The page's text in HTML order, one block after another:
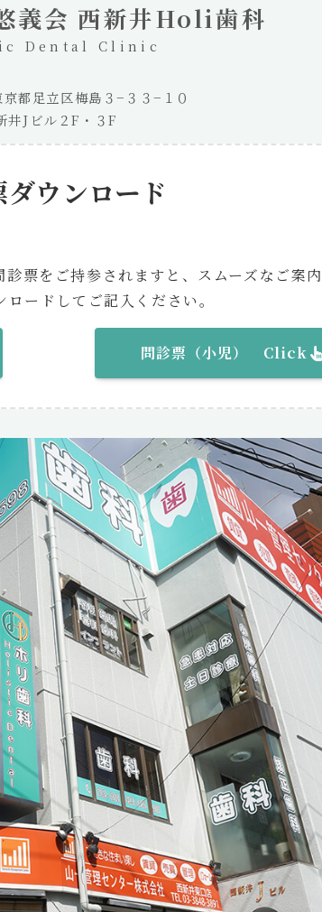
義会 西新井Holi歯科
Dental Clinic
都足立区梅島３−３３−１０
井Jビル２F・３F
ダウンロード
票をご持参されますと、スムーズなご案
ードしてご記入ください。
問診票（小児） Click